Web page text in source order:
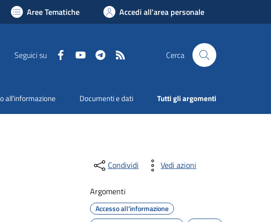
Aree Tematiche Accedi all'area personale
Seguici su FacebookYouTube Telegram Cerca
all'informazione Documenti e dati Tutti gli argomenti
Condividi Vedi azioni
Argomenti
Accesso all'informazione